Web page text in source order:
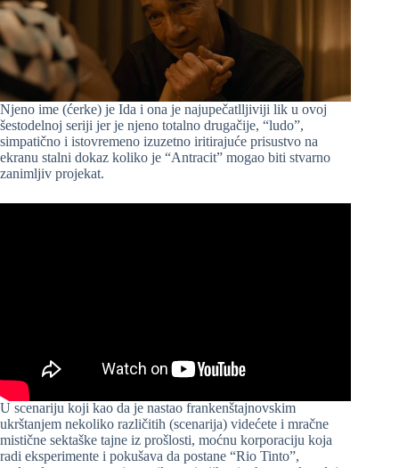
Njeno ime (ćerke) je Ida i ona je najupečatlljiviji lik u ovoj
šestodelnoj seriji jer je njeno totalno drugačije, “ludo”,
simpatično i istovremeno izuzetno iritirajuće prisustvo na
ekranu stalni dokaz koliko je “Antracit” mogao biti stvarno
zanimljiv projekat.
U scenariju koji kao da je nastao frankenštajnovskim
ukrštanjem nekoliko različitih (scenarija) videćete i mračne
mistične sektaške tajne iz prošlosti, moćnu korporaciju koja
radi eksperimente i pokušava da postane “Rio Tinto”,